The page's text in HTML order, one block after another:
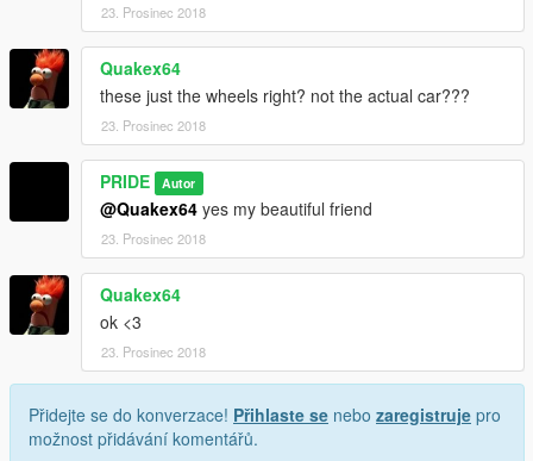
23. Prosinec 2018
Quakex64
these just the wheels right? not the actual car???
23. Prosinec 2018
PRIDE Autor
@Quakex64 yes my beautiful friend
23. Prosinec 2018
Quakex64
ok <3
23. Prosinec 2018
Přidejte se do konverzace! Přihlaste se nebo zaregistruje pro
možnost přidávání komentářů.